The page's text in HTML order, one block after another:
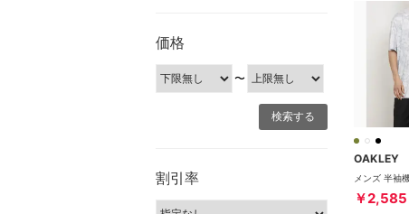
価格
〜
割引率
OAKLEY
￥2,585